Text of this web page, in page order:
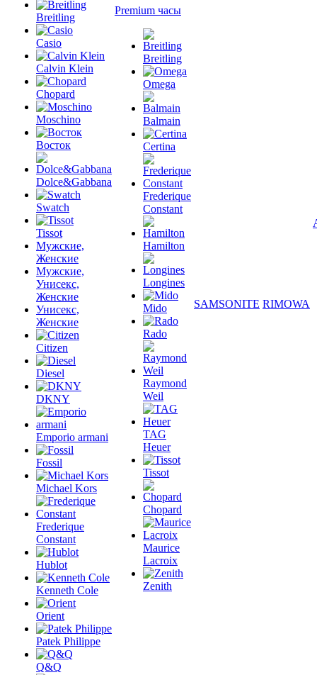
Breitling
Casio
Calvin Klein
Chopard
Moschino
Восток
Dolce&Gabbana
Swatch
Tissot
Мужские,
Женские
Мужские,
Унисекс,
Женские
Унисекс,
Женские
Citizen
Diesel
DKNY
Emporio armani
Fossil
Michael Kors
Frederique
Constant
Hublot
Kenneth Cole
Orient
Patek Philippe
Q&Q
Premium часы
Breitling
Omega
Balmain
Certina
Frederique
Constant
Hamilton
Longines
Mido
Rado
Raymond
Weil
TAG
Heuer
Tissot
Chopard
Maurice
Lacroix
Zenith
SAMSONITE RIMOWA